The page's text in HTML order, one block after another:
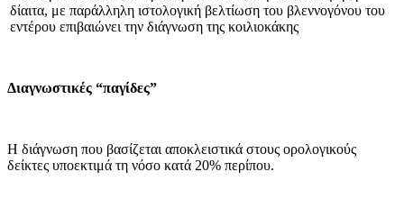
δίαιτα, με παράλληλη ιστολογική βελτίωση του βλεννογόνου του
εντέρου επιβαιώνει την διάγνωση της κοιλιοκάκης
Διαγνωστικές “παγίδες”
Η διάγνωση που βασίζεται αποκλειστι­κά στους ορολογικούς
δείκτες υποε­κτιμά τη νόσο κατά 20% περίπου.